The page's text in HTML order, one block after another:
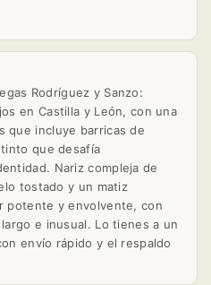
Rodríguez y Sanzo:
en Castilla y León, con una
que incluye barricas de
que desafía
Nariz compleja de
tostado y un matiz
potente y envolvente, con
e inusual. Lo tienes a un
envío rápido y el respaldo